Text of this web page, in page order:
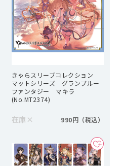
きゃらスリーブコレクション
マットシリーズ グランブルー
ファンタジー マキラ
(No.MT2374)
在庫 × 990円